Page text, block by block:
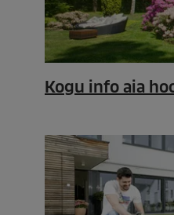
Kogu info aia